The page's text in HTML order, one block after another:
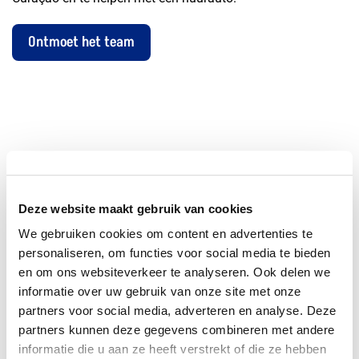
Deze website maakt gebruik van cookies
We gebruiken cookies om content en advertenties te
personaliseren, om functies voor social media te bieden
en om ons websiteverkeer te analyseren. Ook delen we
informatie over uw gebruik van onze site met onze
partners voor social media, adverteren en analyse. Deze
partners kunnen deze gegevens combineren met andere
informatie die u aan ze heeft verstrekt of die ze hebben
Ontmoet het team
Niets gevonden